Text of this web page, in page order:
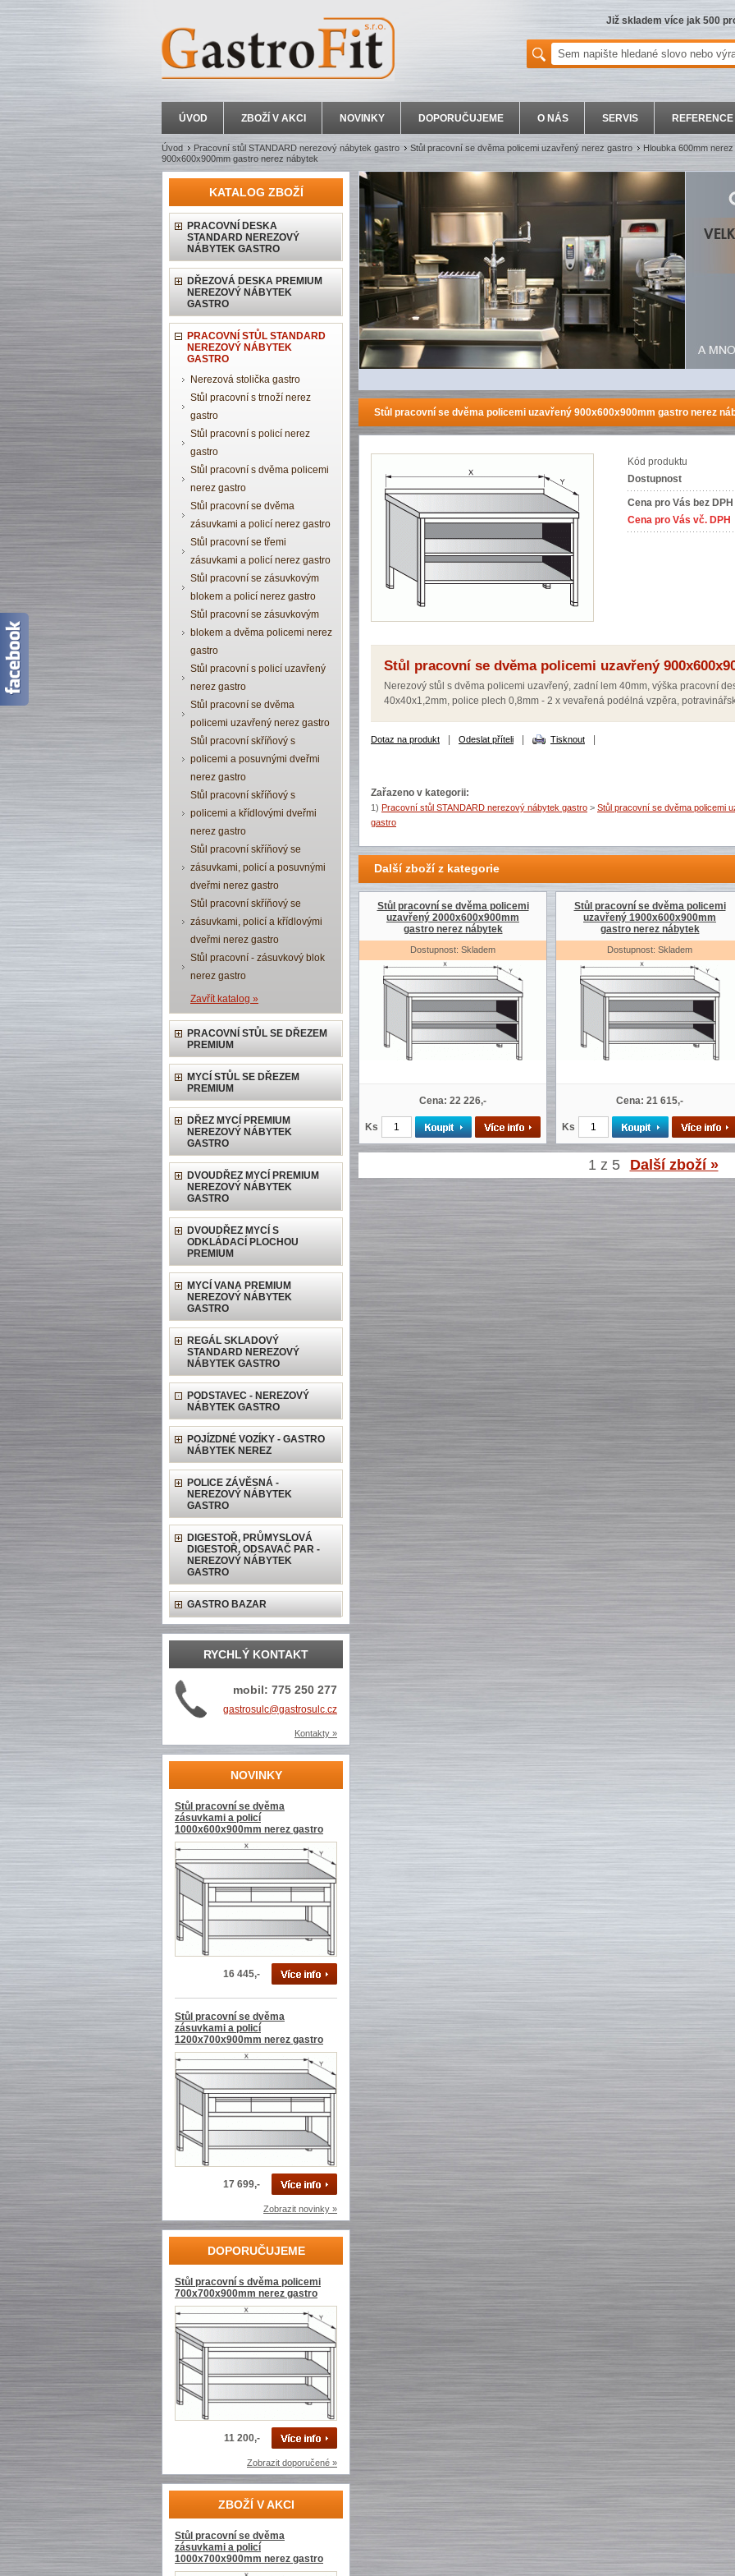
Již skladem více jak 500
ÚVOD ZBOŽÍ V AKCI NOVINKY DOPORUČUJEME O NÁS SERVIS REFERENCE
Úvod Pracovní stůl STANDARD nerezový nábytek gastro Stůl pracovní se dvěma policemi uzavřený nerez gastro
Hloubka 600mm
900x600x900mm gastro nerez nábytek
KATALOG ZBOŽÍ
PRACOVNÍ DESKA
STANDARD NEREZOVÝ
NÁBYTEK GASTRO
DŘEZOVÁ DESKA PREMIUM
NEREZOVÝ NÁBYTEK
GASTRO
PRACOVNÍ STŮL STANDARD
NEREZOVÝ NÁBYTEK
GASTRO
Nerezová stolička gastro
Stůl pracovní s trnoží nerez
gastro
Stůl pracovní s policí nerez
gastro
Stůl pracovní s dvěma policemi
nerez gastro
Stůl pracovní se dvěma
zásuvkami a policí nerez gastro
Stůl pracovní se třemi
zásuvkami a policí nerez gastro
Stůl pracovní se zásuvkovým
blokem a policí nerez gastro
Stůl pracovní se zásuvkovým
blokem a dvěma policemi nerez
gastro
Stůl pracovní s policí uzavřený
nerez gastro
Stůl pracovní se dvěma
policemi uzavřený nerez gastro
Stůl pracovní skříňový s
policemi a posuvnými dveřmi
nerez gastro
Stůl pracovní skříňový s
policemi a křídlovými dveřmi
nerez gastro
Stůl pracovní skříňový se
zásuvkami, policí a posuvnými
dveřmi nerez gastro
Stůl pracovní skříňový se
zásuvkami, policí a křídlovými
dveřmi nerez gastro
Stůl pracovní - zásuvkový blok
nerez gastro
Zavřít katalog »
PRACOVNÍ STŮL SE DŘEZEM
PREMIUM
MYCÍ STŮL SE DŘEZEM
PREMIUM
DŘEZ MYCÍ PREMIUM
NEREZOVÝ NÁBYTEK
GASTRO
DVOUDŘEZ MYCÍ PREMIUM
NEREZOVÝ NÁBYTEK
GASTRO
DVOUDŘEZ MYCÍ S
ODKLÁDACÍ PLOCHOU
PREMIUM
MYCÍ VANA PREMIUM
NEREZOVÝ NÁBYTEK
GASTRO
REGÁL SKLADOVÝ
STANDARD NEREZOVÝ
NÁBYTEK GASTRO
PODSTAVEC - NEREZOVÝ
NÁBYTEK GASTRO
POJÍZDNÉ VOZÍKY - GASTRO
NÁBYTEK NEREZ
POLICE ZÁVĚSNÁ -
NEREZOVÝ NÁBYTEK
GASTRO
DIGESTOŘ, PRŮMYSLOVÁ
DIGESTOŘ, ODSAVAČ PAR -
NEREZOVÝ NÁBYTEK
GASTRO
GASTRO BAZAR
RYCHLÝ KONTAKT
mobil: 775 250 277
gastrosulc@gastrosulc.cz
Kontakty »
NOVINKY
Stůl pracovní se dvěma
zásuvkami a policí
1000x600x900mm nerez gastro
16 445,-
Stůl pracovní se dvěma
zásuvkami a policí
1200x700x900mm nerez gastro
17 699,-
Zobrazit novinky »
DOPORUČUJEME
Stůl pracovní s dvěma policemi
700x700x900mm nerez gastro
11 200,-
Zobrazit doporučené »
ZBOŽÍ V AKCI
Stůl pracovní se dvěma
zásuvkami a policí
1000x700x900mm nerez gastro
Stůl pracovní se dvěma policemi uzavřený 900x600x900mm gastro nerez
Kód produktu
Dostupnost
Cena pro Vás bez DPH
Cena pro Vás vč. DPH
Stůl pracovní se dvěma policemi uzavřený
Nerezový stůl s dvěma policemi uzavřený, zadní lem 40mm, výška pracovní
40x40x1,2mm, police plech 0,8mm - 2 x vevařená podélná vzpěra,
Dotaz na produkt Odeslat příteli Tisknout
Zařazeno v kategorii:
1) Pracovní stůl STANDARD nerezový nábytek gastro > Stůl pracovní se dvěma policemi
gastro
Další zboží z kategorie
Stůl pracovní se dvěma policemi
uzavřený 2000x600x900mm
gastro nerez nábytek
Dostupnost: Skladem
Cena: 22 226,-
Ks
Stůl pracovní se dvěma policemi
uzavřený 1900x600x900mm
gastro nerez nábytek
Dostupnost: Skladem
Cena: 21 615,-
Ks
1 z 5 Další zboží »